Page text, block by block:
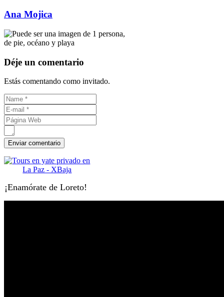
Ana Mojica
Déje un comentario
Estás comentando como invitado.
¡Enamórate de Loreto!